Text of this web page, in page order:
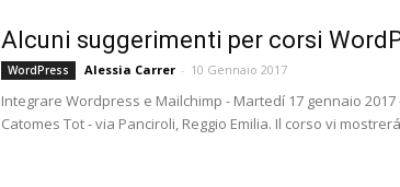
Alcuni suggerimenti per corsi
WordPress Alessia Carrer - 10 Gennaio 2017
Integrare Wordpress e Mailchimp - Martedí 17 gennaio 2017
Catomes Tot - via Panciroli, Reggio Emilia. Il corso vi